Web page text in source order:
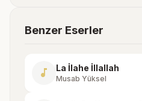
Benzer Eserler
music_note La İlahe İllallah
Musab Yüksel